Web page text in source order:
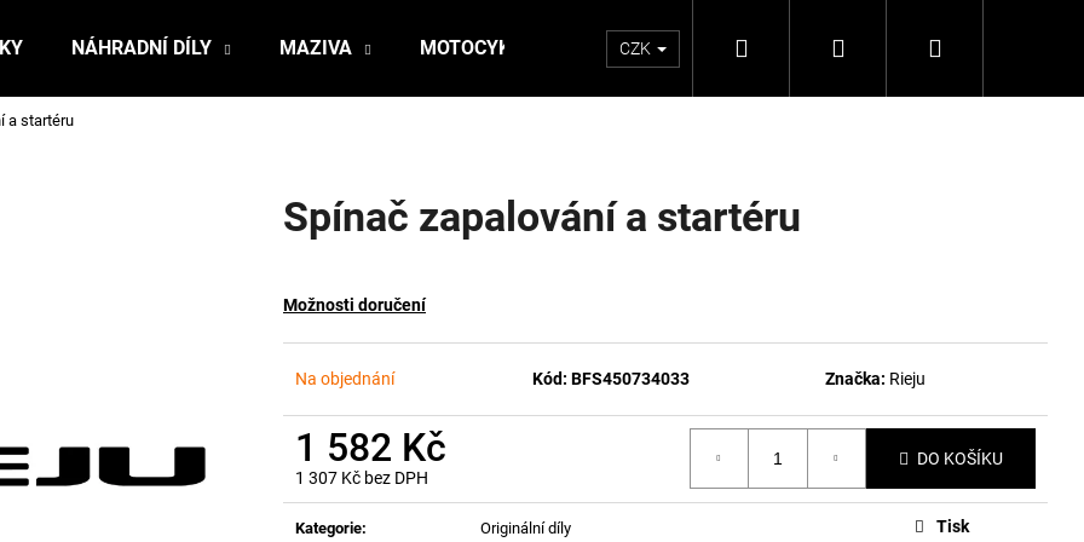
NÁHRADNÍ DÍLY MAZIVA MOTOCYKLY CZK Hledat PřihlášeníNákupní
a startéru
Spínač zapalování a startéru
Možnosti doručení
Na objednání Kód: BFS450734033 Značka: Rieju
1 582 Kč
1 307 Kč bez DPH
Měrná
cena:
DO KOŠÍKU
Kategorie:
Originální díly
Tisk
Co potřebujete najít?
HLEDAT